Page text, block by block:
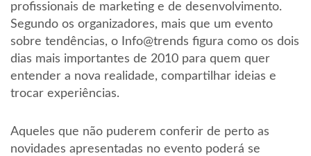
profissionais de marketing e de desenvolvimento.
Segundo os organizadores, mais que um evento
sobre tendências, o Info@trends figura como os dois
dias mais importantes de 2010 para quem quer
entender a nova realidade, compartilhar ideias e
trocar experiências.
Aqueles que não puderem conferir de perto as
novidades apresentadas no evento poderá se